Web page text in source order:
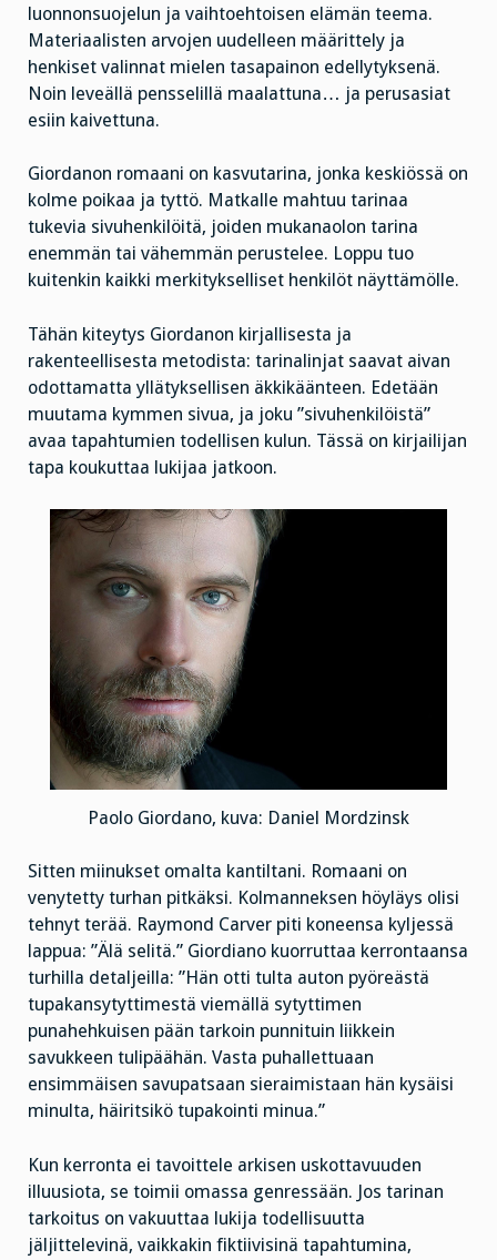
luonnonsuojelun ja vaihtoehtoisen elämän teema.
Materiaalisten arvojen uudelleen määrittely ja
henkiset valinnat mielen tasapainon edellytyksenä.
Noin leveällä pensselillä maalattuna… ja perusasiat
esiin kaivettuna.
Giordanon romaani on kasvutarina, jonka keskiössä on
kolme poikaa ja tyttö. Matkalle mahtuu tarinaa
tukevia sivuhenkilöitä, joiden mukanaolon tarina
enemmän tai vähemmän perustelee. Loppu tuo
kuitenkin kaikki merkitykselliset henkilöt näyttämölle.
Tähän kiteytys Giordanon kirjallisesta ja
rakenteellisesta metodista: tarinalinjat saavat aivan
odottamatta yllätyksellisen äkkikäänteen. Edetään
muutama kymmen sivua, ja joku ”sivuhenkilöistä”
avaa tapahtumien todellisen kulun. Tässä on kirjailijan
tapa koukuttaa lukijaa jatkoon.
Paolo Giordano, kuva: Daniel Mordzinsk
Sitten miinukset omalta kantiltani. Romaani on
venytetty turhan pitkäksi. Kolmanneksen höyläys olisi
tehnyt terää. Raymond Carver piti koneensa kyljessä
lappua: ”Älä selitä.” Giordiano kuorruttaa kerrontaansa
turhilla detaljeilla: ”Hän otti tulta auton pyöreästä
tupakansytyttimestä viemällä sytyttimen
punahehkuisen pään tarkoin punnituin liikkein
savukkeen tulipäähän. Vasta puhallettuaan
ensimmäisen savupatsaan sieraimistaan hän kysäisi
minulta, häiritsikö tupakointi minua.”
Kun kerronta ei tavoittele arkisen uskottavuuden
illuusiota, se toimii omassa genressään. Jos tarinan
tarkoitus on vakuuttaa lukija todellisuutta
jäljittelevinä, vaikkakin fiktiivisinä tapahtumina,